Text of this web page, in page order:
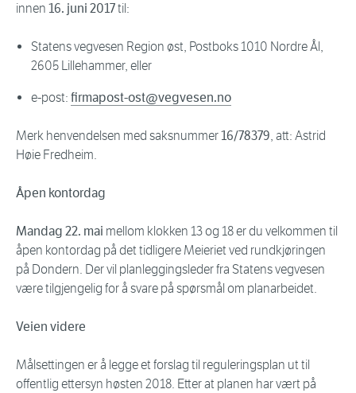
innen 16. juni 2017til:
Statens vegvesen Region øst, Postboks 1010 Nordre Ål,
2605 Lillehammer, eller
e-post: firmapost-ost@vegvesen.no
Merk henvendelsen med saksnummer16/78379, att: Astrid
Høie Fredheim.
Åpen kontordag
Mandag 22. mai mellom klokken 13 og 18 er du velkommen til
åpen kontordag på det tidligere Meieriet ved rundkjøringen
på Dondern. Der vil planleggingsleder fra Statens vegvesen
være tilgjengelig for å svare på spørsmål om planarbeidet.
Veien videre
Målsettingen er å legge et forslag til reguleringsplan ut til
offentlig ettersyn høsten 2018. Etter at planen har vært på